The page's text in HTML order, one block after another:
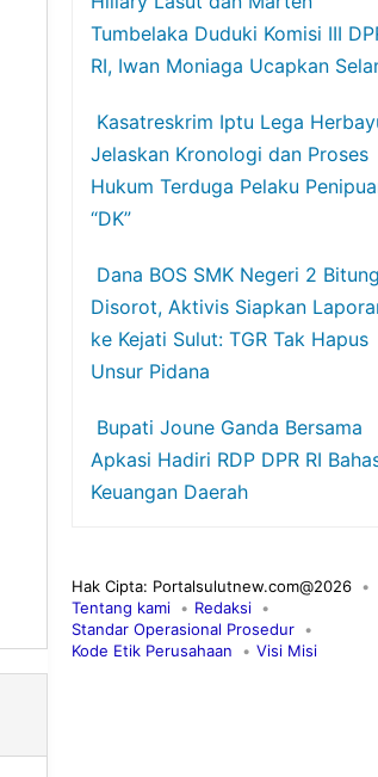
Tumbelaka Duduki Komisi III
RI, Iwan Moniaga Ucapkan
Kasatreskrim Iptu Lega
Jelaskan Kronologi dan Proses
Hukum Terduga Pelaku
“DK”
Dana BOS SMK Negeri 2 Bitung
Disorot, Aktivis Siapkan
ke Kejati Sulut: TGR Tak Hapus
Unsur Pidana
Bupati Joune Ganda Bersama
Apkasi Hadiri RDP DPR RI
Keuangan Daerah
Hak Cipta: Portalsulutnew.com@2026
Tentang kami
Redaksi
Standar Operasional Prosedur
Kode Etik Perusahaan
Visi Misi